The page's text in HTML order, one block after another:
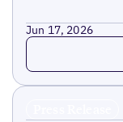
Jun 17, 2026
Read more